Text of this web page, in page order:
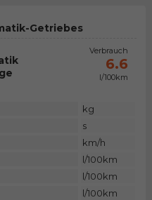
Getriebes
Verbrauch
6.6
l/100km
kg
s
km/h
l/100km
l/100km
l/100km